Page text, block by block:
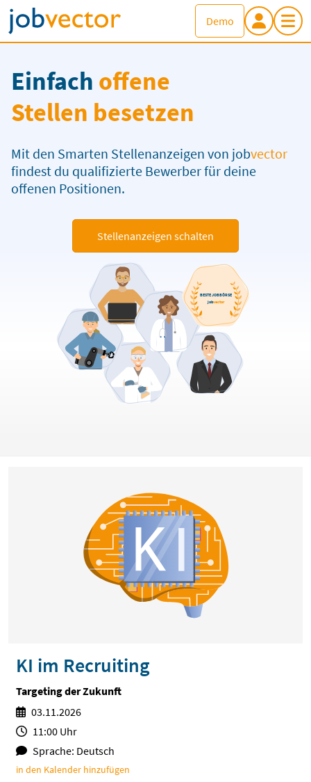
Demo
Einfach offene
Stellen besetzen
Mit den Smarten Stellenanzeigen von jobvector
findest du qualifizierte Bewerber für deine
offenen Positionen.
Stellenanzeigen schalten
BESTE JOBBÖRSE
jobvector
KI im Recruiting
Targeting der Zukunft
03.11.2026
11:00 Uhr
Sprache: Deutsch
in den Kalender hinzufügen